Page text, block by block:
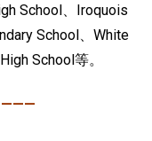
School、Iroquois
School、White
School等。